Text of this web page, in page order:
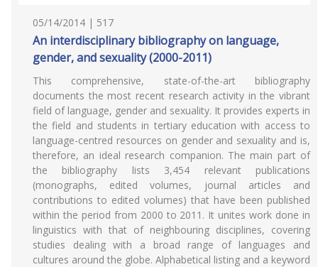
05/14/2014 | 517
An interdisciplinary bibliography on language,
gender, and sexuality (2000-2011)
This comprehensive, state-of-the-art bibliography
documents the most recent research activity in the vibrant
field of language, gender and sexuality. It provides experts in
the field and students in tertiary education with access to
language-centred resources on gender and sexuality and is,
therefore, an ideal research companion. The main part of
the bibliography lists 3,454 relevant publications
(monographs, edited volumes, journal articles and
contributions to edited volumes) that have been published
within the period from 2000 to 2011. It unites work done in
linguistics with that of neighbouring disciplines, covering
studies dealing with a broad range of languages and
cultures around the globe. Alphabetical listing and a keyword